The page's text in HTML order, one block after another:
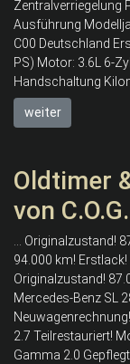
Zentralverriegelung
Ausführung
C00 Deutschland
PS) Motor: 3.6L 6-
Handschaltung
weiter
Oldtimer
von
... Originalzustand!
94.000 km!
Originalzustand!
Mercedes-Benz SL
2.7 Teilrestauriert!
Gamma 2.0